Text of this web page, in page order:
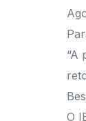
“A
O